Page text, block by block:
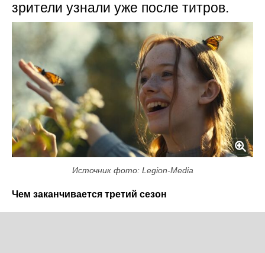
зрители узнали уже после титров.
Источник фото: Legion-Media
Чем заканчивается третий сезон